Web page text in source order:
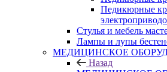
Педикюрные
Стулья и мебель
Лампы и лупы
МЕДИЦИНСКОЕ
Назад